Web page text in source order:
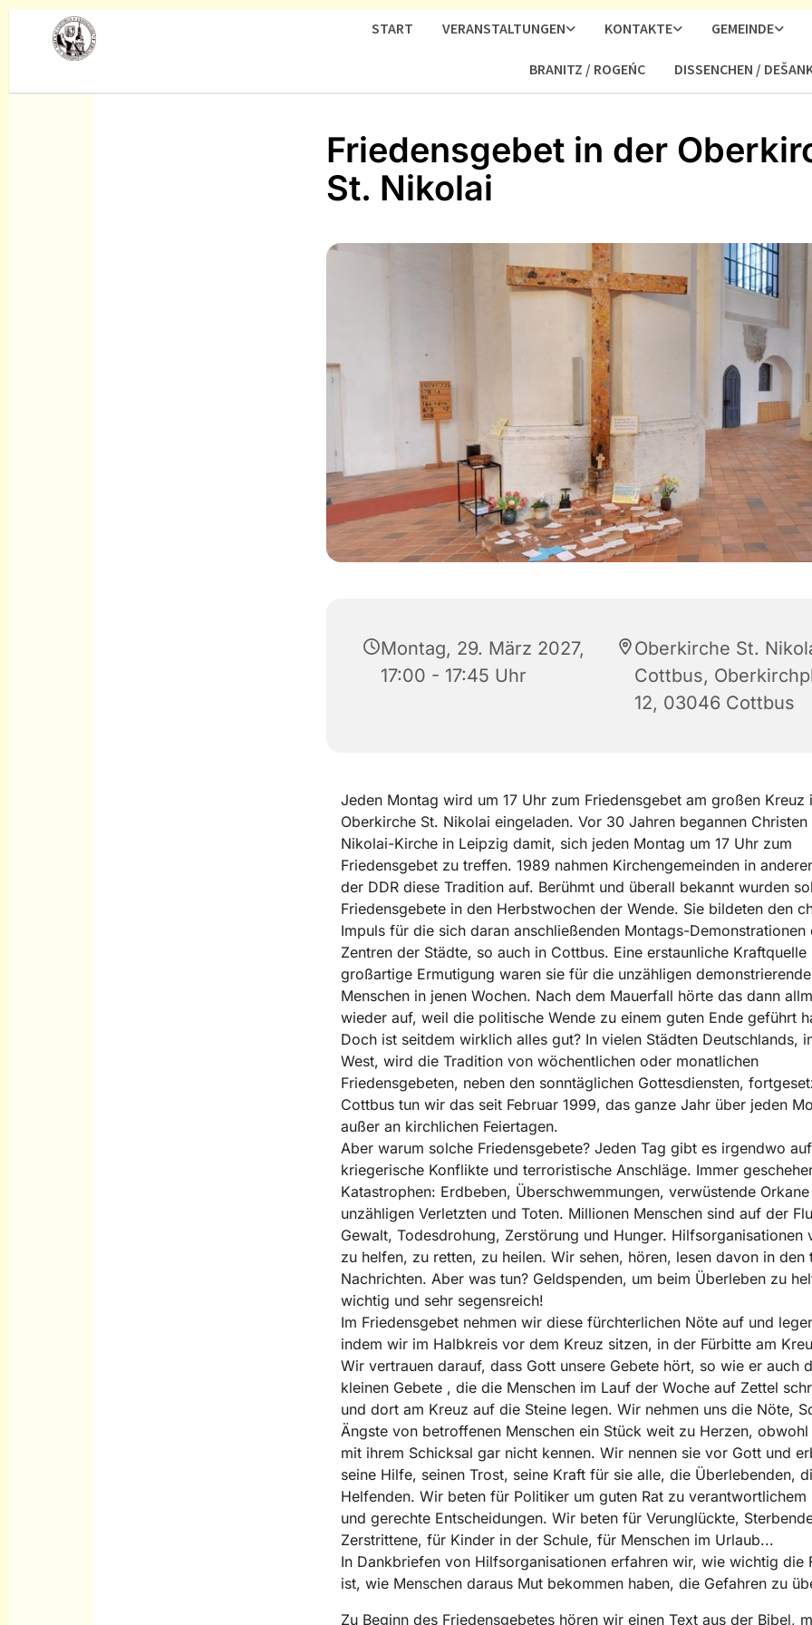
START VERANSTALTUNGEN KONTAKTE GEMEINDE
BRANITZ / ROGEŃC DISSENCHEN /
Friedensgebet in der
St. Nikolai
Montag, 29. März 2027,
17:00 - 17:45 Uhr
Oberkirche St.
Cottbus,
12, 03046 Cottbus
Jeden Montag wird um 17 Uhr zum Friedensgebet am großen Kreuz
Oberkirche St. Nikolai eingeladen. Vor 30 Jahren begannen Christen
Nikolai-Kirche in Leipzig damit, sich jeden Montag um 17 Uhr zum
Friedensgebet zu treffen. 1989 nahmen Kirchengemeinden in
der DDR diese Tradition auf. Berühmt und überall bekannt wurden
Friedensgebete in den Herbstwochen der Wende. Sie bildeten den
Impuls für die sich daran anschließenden Montags-Demonstrationen
Zentren der Städte, so auch in Cottbus. Eine erstaunliche Kraftquelle
großartige Ermutigung waren sie für die unzähligen
Menschen in jenen Wochen. Nach dem Mauerfall hörte das dann
wieder auf, weil die politische Wende zu einem guten Ende geführt
Doch ist seitdem wirklich alles gut? In vielen Städten Deutschlands,
West, wird die Tradition von wöchentlichen oder monatlichen
Friedensgebeten, neben den sonntäglichen Gottesdiensten,
Cottbus tun wir das seit Februar 1999, das ganze Jahr über jeden
außer an kirchlichen Feiertagen.
Aber warum solche Friedensgebete? Jeden Tag gibt es irgendwo
kriegerische Konflikte und terroristische Anschläge. Immer
Katastrophen: Erdbeben, Überschwemmungen, verwüstende
unzähligen Verletzten und Toten. Millionen Menschen sind auf der
Gewalt, Todesdrohung, Zerstörung und Hunger. Hilfsorganisationen
zu helfen, zu retten, zu heilen. Wir sehen, hören, lesen davon in den
Nachrichten. Aber was tun? Geldspenden, um beim Überleben zu
wichtig und sehr segensreich!
Im Friedensgebet nehmen wir diese fürchterlichen Nöte auf und
indem wir im Halbkreis vor dem Kreuz sitzen, in der Fürbitte am
Wir vertrauen darauf, dass Gott unsere Gebete hört, so wie er auch
kleinen Gebete , die die Menschen im Lauf der Woche auf Zettel
und dort am Kreuz auf die Steine legen. Wir nehmen uns die Nöte,
Ängste von betroffenen Menschen ein Stück weit zu Herzen,
mit ihrem Schicksal gar nicht kennen. Wir nennen sie vor Gott und
seine Hilfe, seinen Trost, seine Kraft für sie alle, die Überlebenden,
Helfenden. Wir beten für Politiker um guten Rat zu verantwortlichem
und gerechte Entscheidungen. Wir beten für Verunglückte,
Zerstrittene, für Kinder in der Schule, für Menschen im Urlaub...
In Dankbriefen von Hilfsorganisationen erfahren wir, wie wichtig die
ist, wie Menschen daraus Mut bekommen haben, die Gefahren zu
Zu Beginn des Friedensgebetes hören wir einen Text aus der Bibel,